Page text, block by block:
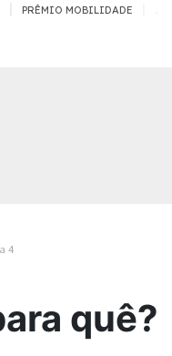
PRÊMIO MOBILIDADE
4
quê?